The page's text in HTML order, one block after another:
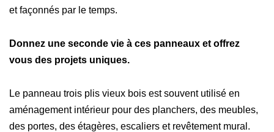
et façonnés par le temps.
Donnez une seconde vie à ces panneaux et offrez
vous des projets uniques.
Le panneau trois plis vieux bois est souvent utilisé en
aménagement intérieur pour des planchers, des meubles,
des portes, des étagères, escaliers et revêtement mural.